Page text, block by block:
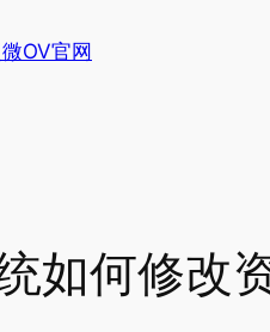
OV官网
如何修改